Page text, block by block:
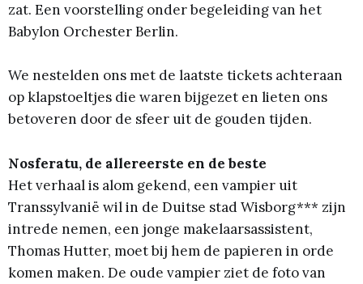
zat. Een voorstelling onder begeleiding van het
Babylon Orchester Berlin.
We nestelden ons met de laatste tickets achteraan
op klapstoeltjes die waren bijgezet en lieten ons
betoveren door de sfeer uit de gouden tijden.
Nosferatu, de allereerste en de beste
Het verhaal is alom gekend, een vampier uit
Transsylvanië wil in de Duitse stad Wisborg*** zijn
intrede nemen, een jonge makelaarsassistent,
Thomas Hutter, moet bij hem de papieren in orde
komen maken. De oude vampier ziet de foto van